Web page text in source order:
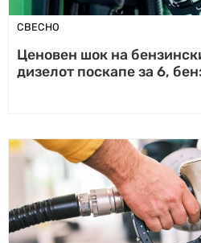
СВЕСНО
Ценовен шок на
дизелот поскапе за 6,